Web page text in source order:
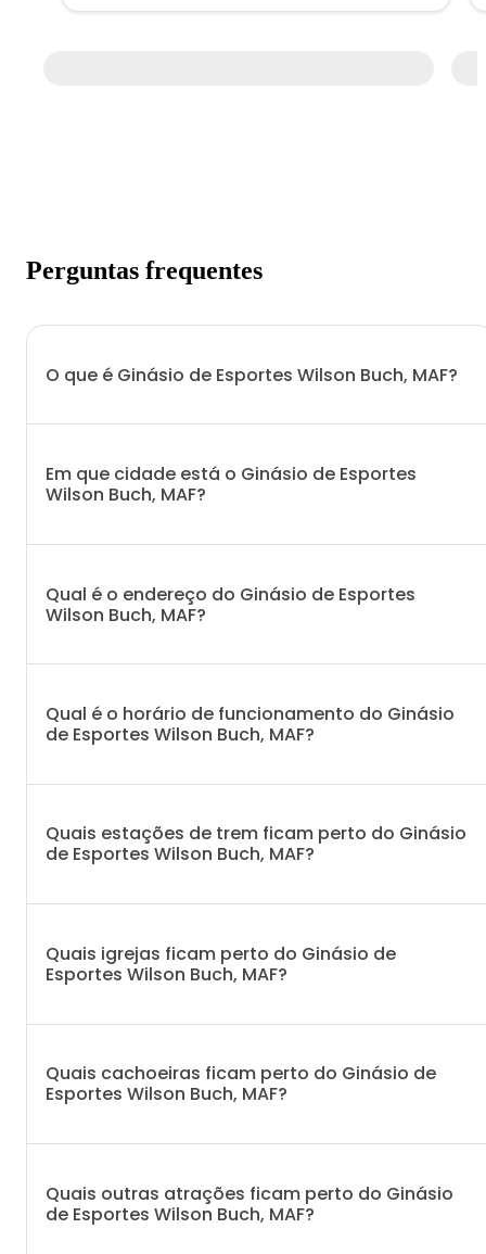
Perguntas frequentes
O que é Ginásio de Esportes Wilson Buch, MAF?
Em que cidade está o Ginásio de Esportes
Wilson Buch, MAF?
Qual é o endereço do Ginásio de Esportes
Wilson Buch, MAF?
Qual é o horário de funcionamento do Ginásio
de Esportes Wilson Buch, MAF?
Quais estações de trem ficam perto do Ginásio
de Esportes Wilson Buch, MAF?
Quais igrejas ficam perto do Ginásio de
Esportes Wilson Buch, MAF?
Quais cachoeiras ficam perto do Ginásio de
Esportes Wilson Buch, MAF?
Quais outras atrações ficam perto do Ginásio
de Esportes Wilson Buch, MAF?